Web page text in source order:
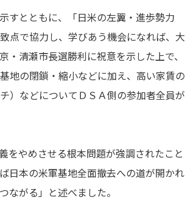
すとともに、「日米の左翼・進歩勢力
点で協力し、学びあう機会になれば、大
清瀬市長選勝利に祝意を示した上で、
地の閉鎖・縮小などに加え、高い家賃の
）などについてＤＳＡ側の参加者全員が
をやめさせる根本問題が強調されたこと
日本の米軍基地全面撤去への道が開かれ
ながる」と述べました。